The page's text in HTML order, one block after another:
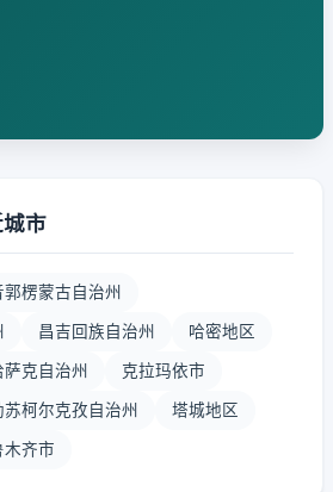
市
郭楞蒙古自治州
昌吉回族自治州 哈密地区
克自治州 克拉玛依市
苏柯尔克孜自治州 塔城地区
木齐市